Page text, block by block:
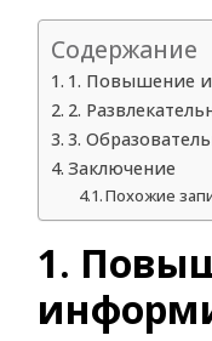
Содержание
1. Повышение
2.
3.
Заключение
Похожие
1.